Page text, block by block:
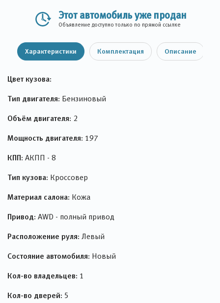
Этот автомобиль уже продан
Объявление доступно только по прямой ссылке
Характеристики Комплектация Описание
Цвет кузова:
Тип двигателя: Бензиновый
Объём двигателя: 2
Мощность двигателя: 197
КПП: АКПП - 8
Тип кузова: Кроссовер
Материал салона: Кожа
Привод: AWD - полный привод
Расположение руля: Левый
Состояние автомобиля: Новый
Кол-во владельцев: 1
Кол-во дверей: 5